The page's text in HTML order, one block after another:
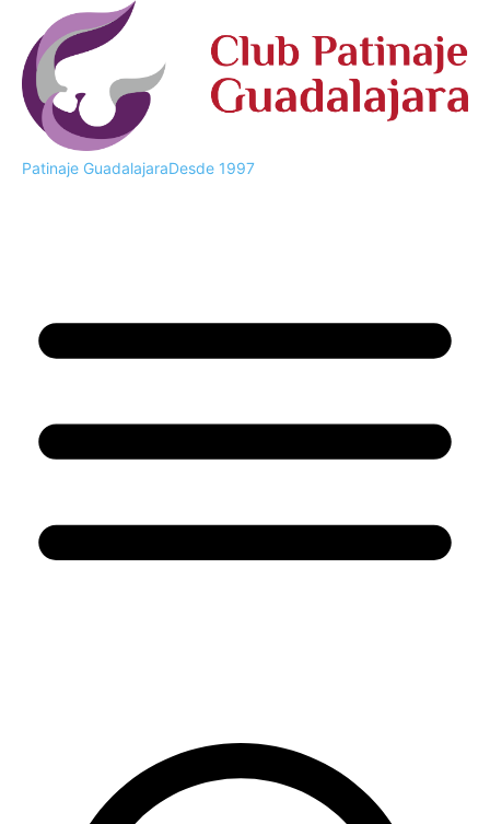
Patinaje GuadalajaraDesde 1997